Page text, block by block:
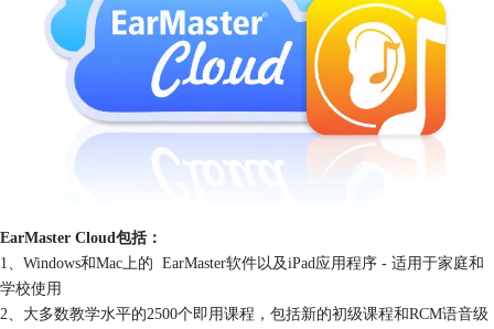
EarMaster Cloud包括：
1、Windows和Mac上的 EarMaster软件以及iPad应用程序 - 适用于家庭和
学校使用
2、大多数教学水平的2500个即用课程，包括新的初级课程和RCM语音级